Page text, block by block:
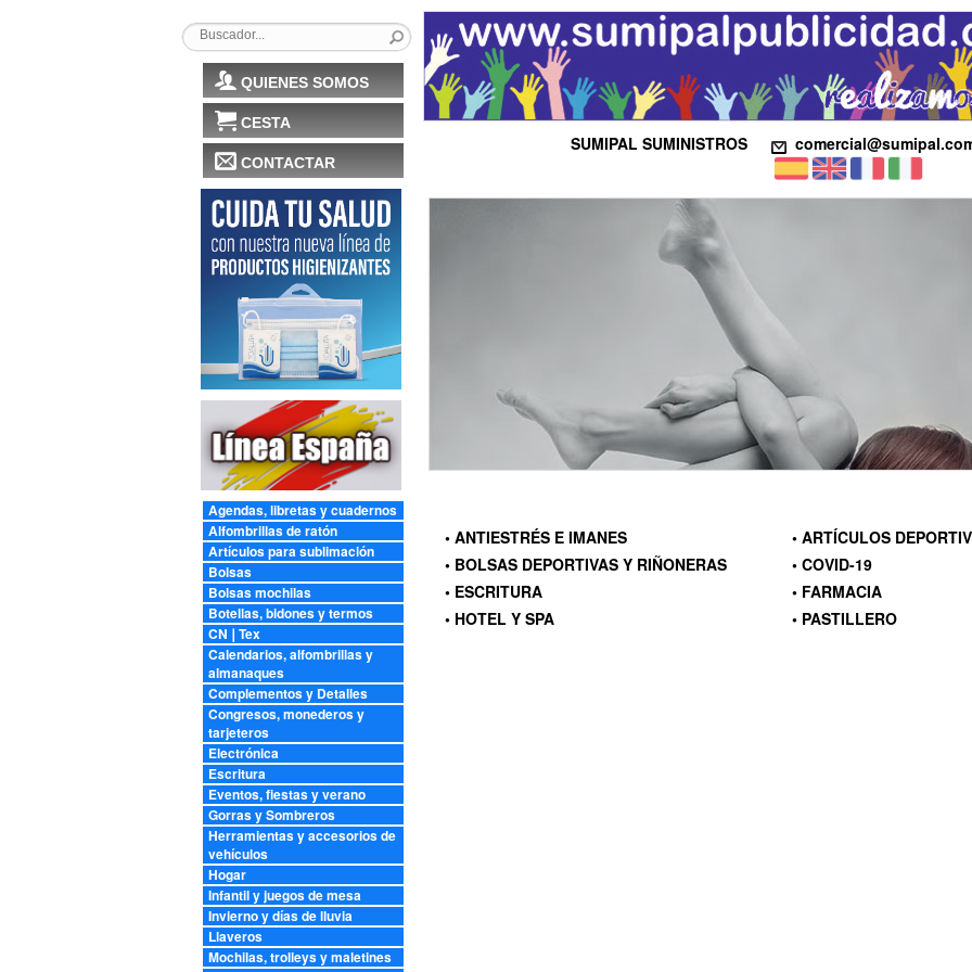
QUIENES SOMOS
CESTA
CONTACTAR
Agendas, libretas y cuadernos
Alfombrillas de ratón
Artículos para sublimación
Bolsas
Bolsas mochilas
Botellas, bidones y termos
CN❘Tex
Calendarios, alfombrillas y
almanaques
Complementos y Detalles
Congresos, monederos y
tarjeteros
Electrónica
Escritura
Eventos, fiestas y verano
Gorras y Sombreros
Herramientas y accesorios de
vehículos
Hogar
Infantil y juegos de mesa
Invierno y días de lluvia
Llaveros
Mochilas, trolleys y maletines
SUMIPAL SUMINISTROS
• ANTIESTRÉS E IMANES
• ARTÍCULOS
• BOLSAS DEPORTIVAS Y RIÑONERAS
• COVID-19
• ESCRITURA
• FARMACIA
• HOTEL Y SPA
• PASTILLERO